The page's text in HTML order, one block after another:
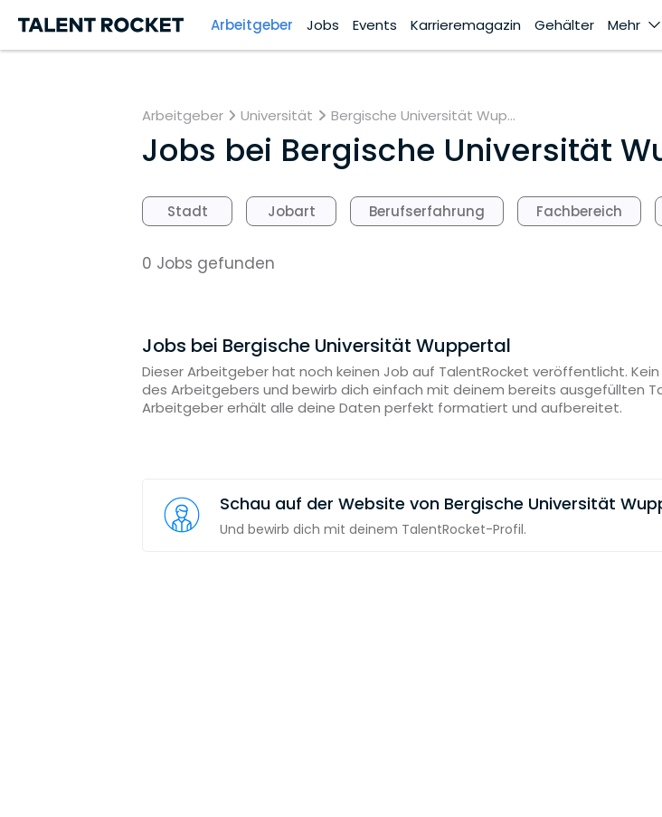
Arbeitgeber Jobs Events Karrieremagazin Gehälter Mehr
Arbeitgeber Universität Bergische Universität Wup...
Jobs bei Bergische Universität
Stadt Jobart Berufserfahrung Fachbereich
0 Jobs gefunden
Jobs bei Bergische Universität Wuppertal
Dieser Arbeitgeber hat noch keinen Job auf TalentRocket veröffentlicht.
des Arbeitgebers und bewirb dich einfach mit deinem bereits ausgefüllten
Arbeitgeber erhält alle deine Daten perfekt formatiert und aufbereitet.
Schau auf der Website von Bergische Universität
Und bewirb dich mit deinem TalentRocket-Profil.